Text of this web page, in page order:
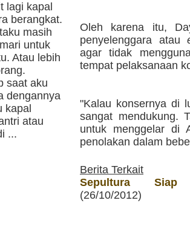
lagi kapal
berangkat.
masih
untuk
Atau lebih
saat aku
dengannya
kapal
atau
...
Oleh karena itu,
penyelenggara atau
agar tidak
tempat pelaksanaan
"Kalau konsernya di
sangat mendukung.
untuk menggelar di
penolakan dalam
Berita Terkait
Sepultura Siap
(26/10/2012)